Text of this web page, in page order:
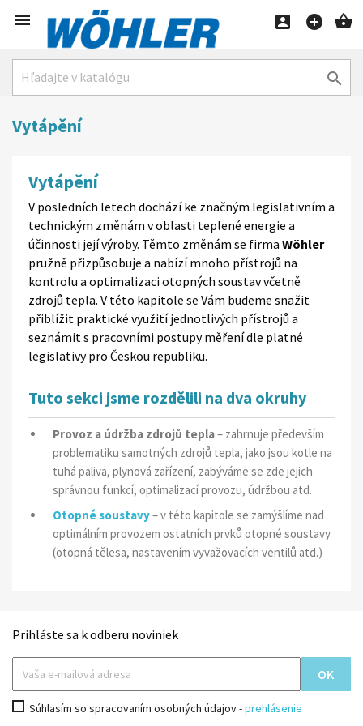
 
 

Vytápění
Vytápění
V posledních letech dochází ke značným legislativním a
technickým změnám v oblasti teplené energie a
účinnosti její výroby. Těmto změnám se firma Wöhler
pružně přizpůsobuje a nabízí mnoho přístrojů na
kontrolu a optimalizaci otopných soustav včetně
zdrojů tepla. V této kapitole se Vám budeme snažit
přiblížit praktické využití jednotlivých přístrojů a
seznámit s pracovními postupy měření dle platné
legislativy pro Českou republiku.
Tuto sekci jsme rozdělili na dva okruhy
Provoz a údržba zdrojů tepla– zahrnuje především
problematiku samotných zdrojů tepla, jako jsou kotle na
tuhá paliva, plynová zařízení, zabýváme se zde jejich
správnou funkcí, optimalizací provozu, údržbou atd.
Otopné soustavy– v této kapitole se zamýšlíme nad
optimálním provozem ostatních prvků otopné soustavy
(otopná tělesa, nastavením vyvažovacích ventilů atd.)
Prihláste sa k odberu noviniek
Súhlasím so spracovaním osobných údajov -prehlásenie